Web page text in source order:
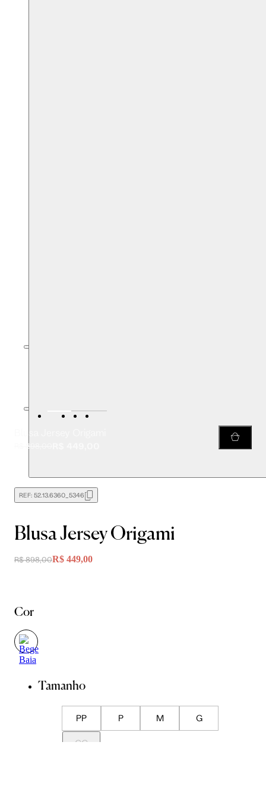
R$ 898,00
REF: 52.13.6360_5346
Blusa Jersey Origami
R$ 898,00R$ 449,00
Cor
Tamanho
PP P M G
GG